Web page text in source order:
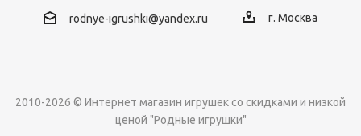
rodnye-igrushki@yandex.ru г. Москва
2010-2026 © Интернет магазин игрушек со скидками и низкой
ценой "Родные игрушки"